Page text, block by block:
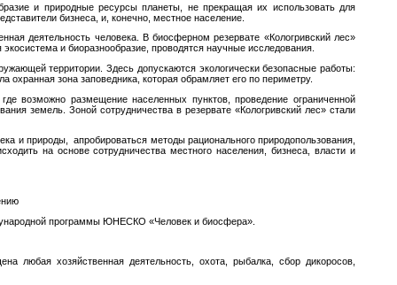
и природные ресурсы планеты, не прекращая их использовать для
бизнеса, и, конечно, местное население.
деятельность человека. В биосферном резервате «Кологривский лес»
и биоразнообразие, проводятся научные исследования.
территории. Здесь допускаются экологически безопасные работы:
зона заповедника, которая обрамляет его по периметру.
возможно размещение населенных пунктов, проведение ограниченной
земель. Зоной сотрудничества в резервате «Кологривский лес» стали
и природы, апробироваться методы рационального природопользования,
на основе сотрудничества местного населения, бизнеса, власти и
программы ЮНЕСКО «Человек и биосфера».
любая хозяйственная деятельность, охота, рыбалка, сбор дикоросов,